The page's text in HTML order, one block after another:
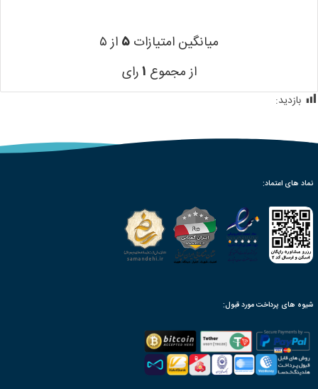
میانگین امتیازات ۵ از ۵
از مجموع ۱رای
بازدید: